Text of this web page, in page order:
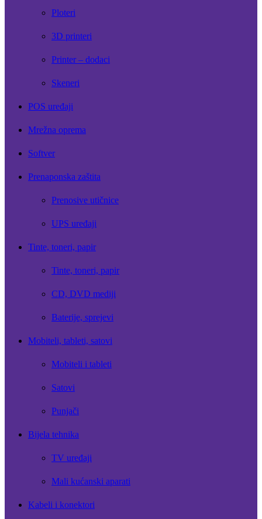
Ploteri
3D printeri
Printer – dodaci
Skeneri
POS uređaji
Mrežna oprema
Softver
Prenaponska zaštita
Prenosive utičnice
UPS uređaji
Tinte, toneri, papir
Tinte, toneri, papir
CD, DVD mediji
Baterije, sprejevi
Mobiteli, tableti, satovi
Mobiteli i tableti
Satovi
Punjači
Bijela tehnika
TV uređaji
Mali kućanski aparati
Kabeli i konektori